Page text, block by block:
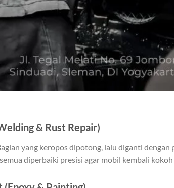
& Rust Repair)
yang keropos dipotong, lalu diganti
diperbaiki presisi agar mobil kembali